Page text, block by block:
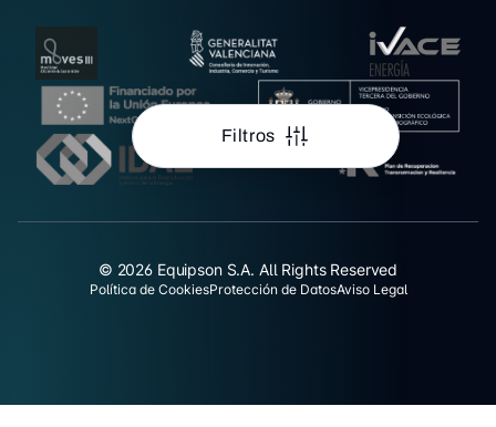
Filtros
© 2026 Equipson S.A. All Rights Reserved
Política de CookiesProtección de DatosAviso Legal